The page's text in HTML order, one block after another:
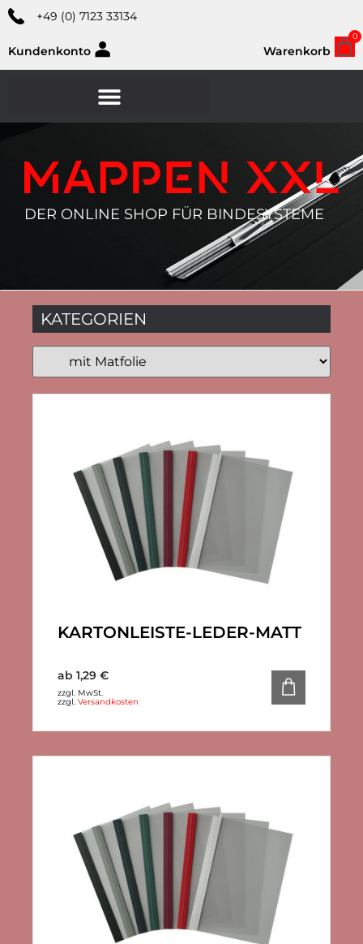
+49 (0) 7123 33134
Kundenkonto Warenkorb
0
DER ONLINE SHOP FÜR BINDESYSTEME
KATEGORIEN
KARTONLEISTE-LEDER-MATT
ab 1,29 €
zzgl. MwSt.
zzgl. Versandkosten